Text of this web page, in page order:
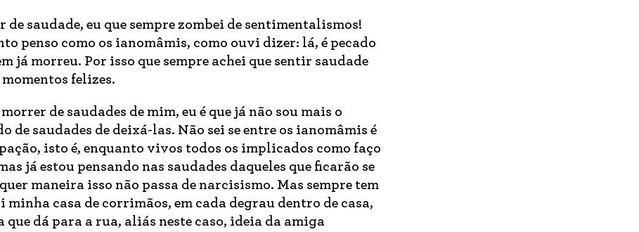
de saudade, eu que sempre zombei de sentimentalismos!
penso como os ianomâmis, como ouvi dizer: lá, é pecado
já morreu. Por isso que sempre achei que sentir saudade
felizes.
de saudades de mim, eu é que já não sou mais o
de saudades de deixá-las. Não sei se entre os ianomâmis é
isto é, enquanto vivos todos os implicados como faço
já estou pensando nas saudades daqueles que ficarão se
maneira isso não passa de narcisismo. Mas sempre tem
casa de corrimãos, em cada degrau dentro de casa,
dá para a rua, aliás neste caso, ideia da amiga